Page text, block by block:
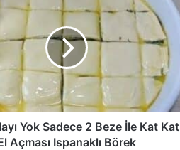
Yok Sadece 2 Beze İle Kat Kat
Açması Ispanaklı Börek